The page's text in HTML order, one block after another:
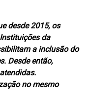
desde 2015, os
da
a inclusão do
Desde então,
no mesmo